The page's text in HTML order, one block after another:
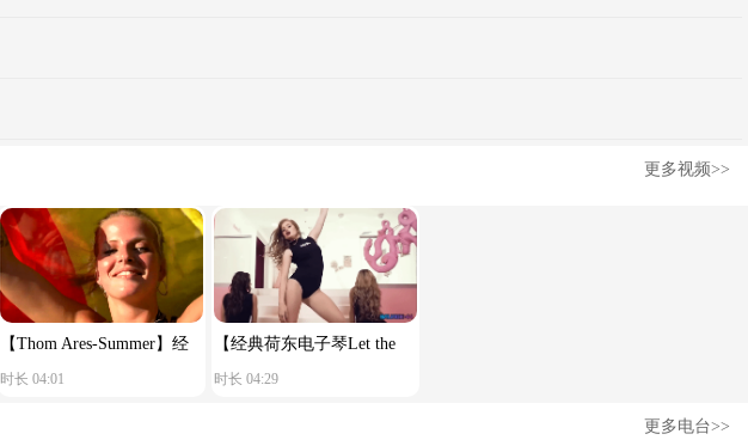
更多视频>>
【Thom Ares-Summer】经
典荷东电音
时长 04:01
【经典荷东电子琴Let the
music play】舒服节奏
时长 04:29
更多电台>>